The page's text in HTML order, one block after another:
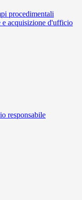
procedimentali
acquisizione d'ufficio
responsabile